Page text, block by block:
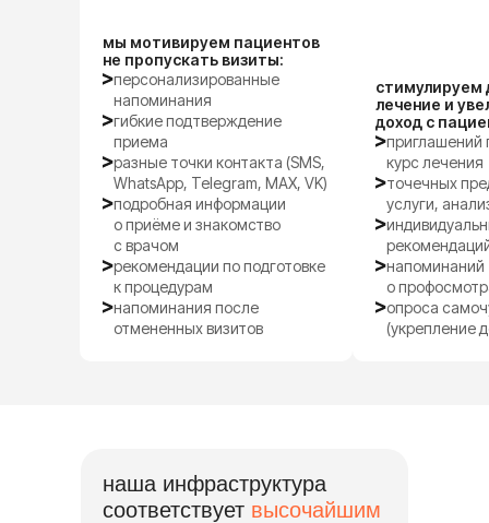
мы мотивируем пациентов
не пропускать визиты:
персонализированные
напоминания
гибкие подтверждение
приема
разные точки контакта (SMS,
WhatsApp, Telegram, MAX, VK)
подробная информации
о приёме и знакомство
с врачом
рекомендации по подготовке
к процедурам
напоминания после
отмененных визитов
стимулируем
лечение и
доход с
приглашений
курс лечения
точечных
услуги,
напоминаний
о
опроса
(укрепление
наша инфраструктура
соответствует высочайшим